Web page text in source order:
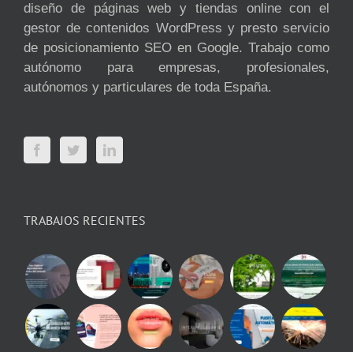
diseño de páginas web y tiendas online con el
gestor de contenidos WordPress y presto servicio
de posicionamiento SEO en Google. Trabajo como
autónomo para empresas, profesionales,
autónomos y particulares de toda España.
TRABAJOS RECIENTES